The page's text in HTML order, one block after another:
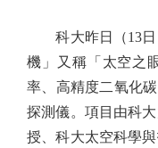
科大昨日（13日
機」又稱「太空之
率、高精度二氧化
探測儀。項目由科
授、科大太空科學